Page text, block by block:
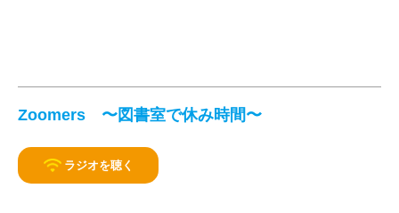
Zoomers 〜図書室で休み時間〜
ラジオを聴く